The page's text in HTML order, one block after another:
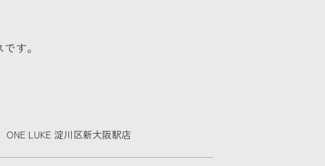
す。
ONE LUKE 淀川区新大阪駅店